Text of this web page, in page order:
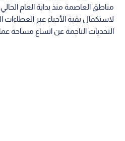
مناطق العاصمة منذ بداية العام
لاستكمال بقية الأحياء عبر العطاءات
التحديات الناجمة عن اتساع مساحة